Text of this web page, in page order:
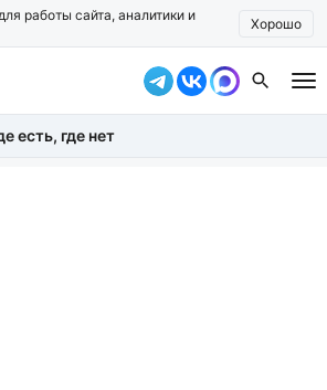
работы сайта, аналитики и
Хорошо
есть, где нет